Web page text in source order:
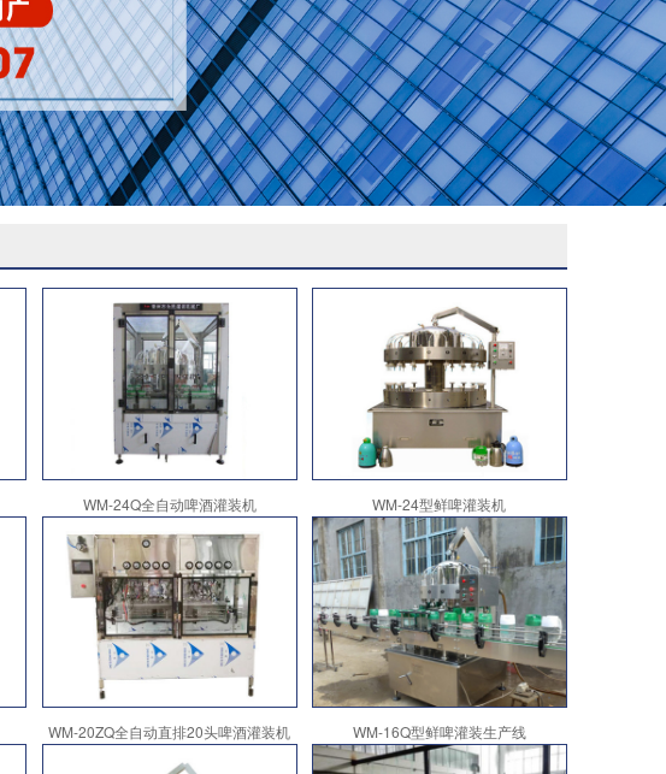
WM-24Q全自动啤酒灌装机 WM-24型鲜啤灌装机
WM-20ZQ全自动直排20头啤酒灌装机 WM-16Q型鲜啤灌装生产线